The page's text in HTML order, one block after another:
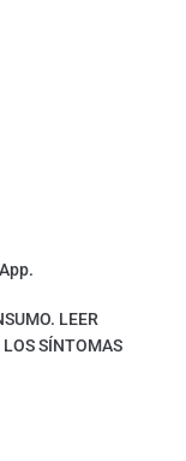
LEER
SÍNTOMAS